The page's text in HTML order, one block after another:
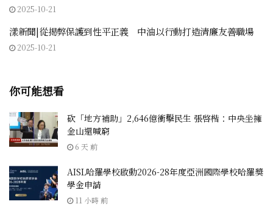
2025-10-21
漾新聞|從揭弊保護到性平正義 中油以行動打造清廉友善職場
2025-10-21
你可能想看
砍「地方補助」2,646億衝擊民生 張啓楷：中央坐擁
金山還喊窮
6 天 前
AISL哈羅學校啟動2026-28年度亞洲國際學校哈羅獎
學金申請
11 小時 前